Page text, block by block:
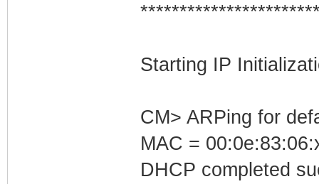
Starting IP
CM> ARPing for
MAC =
DHCP completed